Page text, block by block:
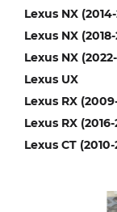
Lexus CT (2010-
Lexus NX
Lexus NX (2018-
Lexus NX
Lexus UX
Lexus RX
Lexus RX